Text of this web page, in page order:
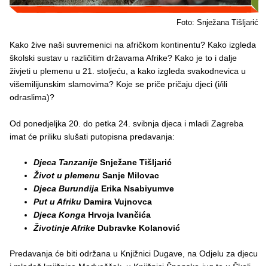
Foto: Snježana Tišljarić
Kako žive naši suvremenici na afričkom kontinentu? Kako izgleda
školski sustav u različitim državama Afrike? Kako je to i dalje
živjeti u plemenu u 21. stoljeću, a kako izgleda svakodnevica u
višemilijunskim slamovima? Koje se priče pričaju djeci (i/ili
odraslima)?
Od ponedjeljka 20. do petka 24. svibnja djeca i mladi Zagreba
imat će priliku slušati putopisna predavanja:
Djeca Tanzanije Snježane Tišljarić
Život u plemenu Sanje Milovac
Djeca Burundija Erika Nsabiyumve
Put u Afriku Damira Vujnovca
Djeca Konga Hrvoja Ivančića
Životinje Afrike Dubravke Kolanović
Predavanja će biti održana u Knjižnici Dugave, na Odjelu za djecu